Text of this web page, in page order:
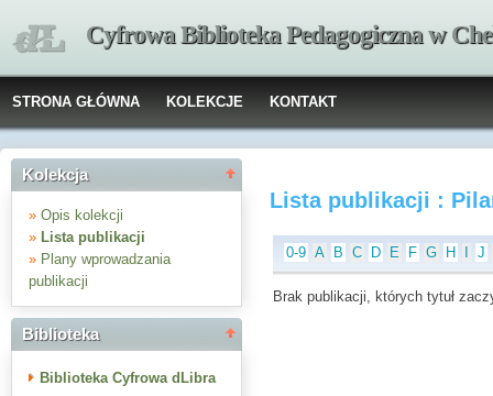
Cyfrowa Biblioteka Pedagogiczna w
STRONA GŁÓWNA KOLEKCJE KONTAKT
Kolekcja
» Opis kolekcji
» Lista publikacji
» Plany wprowadzania
publikacji
Biblioteka
Biblioteka Cyfrowa dLibra
Lista publikacji :
0-9 A B C D E F G H J
Brak publikacji, których tytuł